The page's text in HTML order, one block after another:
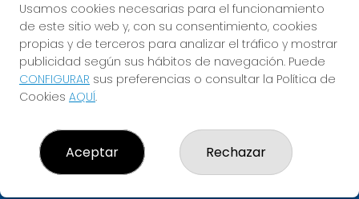
Sorteo del día 10-08-2026
PRÓXIMO BOTE MILLONARIO:
56.000.000€
Usamos cookies necesarias para el funcionamiento
de este sitio web y, con su consentimiento, cookies
propias y de terceros para analizar el tráfico y mostrar
publicidad según sus hábitos de navegación. Puede
CONFIGURAR sus preferencias o consultar la Política de
Cookies AQUÍ.
Aceptar Rechazar